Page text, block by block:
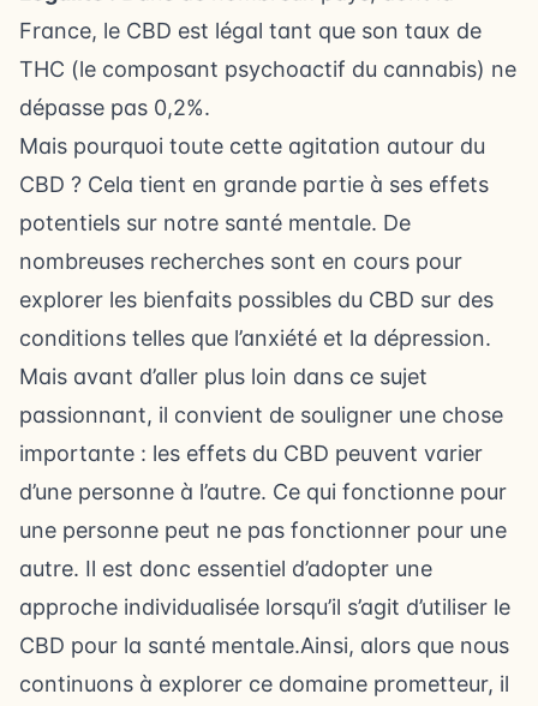
France, le CBD est légal tant que son taux de
THC (le composant psychoactif du cannabis) ne
dépasse pas 0,2%.
Mais pourquoi toute cette agitation autour du
CBD ? Cela tient en grande partie à ses effets
potentiels sur notre santé mentale. De
nombreuses recherches sont en cours pour
explorer les bienfaits possibles du CBD sur des
conditions telles que l’anxiété et la dépression.
Mais avant d’aller plus loin dans ce sujet
passionnant, il convient de souligner une chose
importante : les effets du CBD peuvent varier
d’une personne à l’autre. Ce qui fonctionne pour
une personne peut ne pas fonctionner pour une
autre. Il est donc essentiel d’adopter une
approche individualisée lorsqu’il s’agit d’utiliser le
CBD pour la santé mentale.Ainsi, alors que nous
continuons à explorer ce domaine prometteur, il